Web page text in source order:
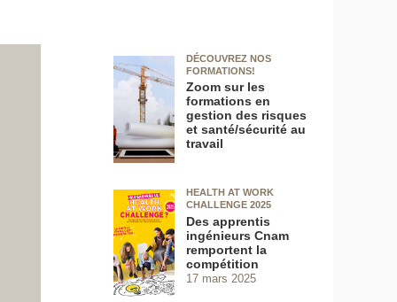
DÉCOUVREZ NOS
FORMATIONS!
Zoom sur les
formations en
gestion des risques
et santé/sécurité au
travail
HEALTH AT WORK
CHALLENGE 2025
Des apprentis
ingénieurs Cnam
remportent la
compétition
17 mars 2025